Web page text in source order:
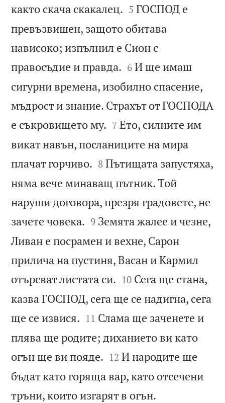
както скача скакалец. 

5 ГОСПОД е
превъзвишен, защото обитава
нависоко; изпълнил е Сион с
правосъдие и правда. 

6 И ще имаш
сигурни времена, изобилно спасение,
мъдрост и знание. Страхът от ГОСПОДА
е съкровището му. 

7 Ето, силните им
викат навън, посланиците на мира
плачат горчиво. 

8 Пътищата запустяха,
няма вече минаващ пътник. Той
наруши договора, презря градовете, не
зачете човека. 

9 Земята жалее и чезне,
Ливан е посрамен и вехне, Сарон
прилича на пустиня, Васан и Кармил
отърсват листата си. 

10 Сега ще стана,
казва ГОСПОД, сега ще се надигна, сега
ще се извися. 

11 Слама ще заченете и
плява ще родите; диханието ви като
огън ще ви пояде. 

12 И народите ще
бъдат като горяща вар, като отсечени
тръни, които изгарят в огън.